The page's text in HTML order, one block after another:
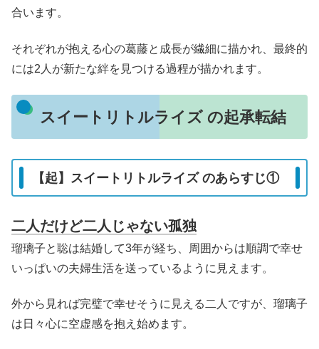
合います。
それぞれが抱える心の葛藤と成長が繊細に描かれ、最終的
には2人が新たな絆を見つける過程が描かれます。
スイートリトルライズ の起承転結
【起】スイートリトルライズ のあらすじ①
二人だけど二人じゃない孤独
瑠璃子と聡は結婚して3年が経ち、周囲からは順調で幸せ
いっぱいの夫婦生活を送っているように見えます。
外から見れば完璧で幸せそうに見える二人ですが、瑠璃子
は日々心に空虚感を抱え始めます。